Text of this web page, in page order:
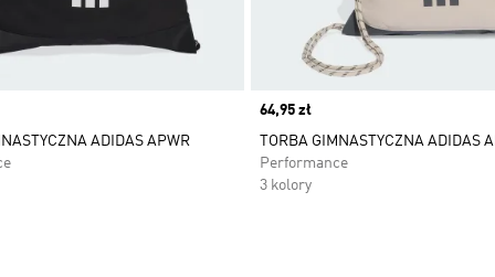
ADIDAS APWR
Price
64,95 zł
TORBA GIMNASTYCZNA ADIDAS
Performance
3 kolory